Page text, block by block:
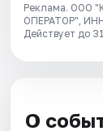
Реклама. ООО
ОПЕРАТОР",
Действует до
О